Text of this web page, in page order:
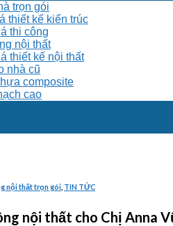
trọn gói
thiết kế kiến trúc
thi công
nội thất
thiết kế nội thất
nhà cũ
composite
cao
nội thất trọn gói TIN TỨC
nội thất cho Chị Anna